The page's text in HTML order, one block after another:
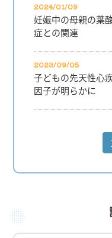
2024/01/09
妊娠中の母親の葉
症との関連
2023/09/05
子どもの先天性心
因子が明らかに